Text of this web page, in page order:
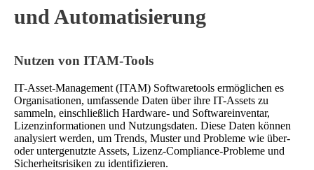
und Automatisierung
Nutzen von ITAM-Tools
IT-Asset-Management (ITAM) Softwaretools ermöglichen es
Organisationen, umfassende Daten über ihre IT-Assets zu
sammeln, einschließlich Hardware- und Softwareinventar,
Lizenzinformationen und Nutzungsdaten. Diese Daten können
analysiert werden, um Trends, Muster und Probleme wie über-
oder untergenutzte Assets, Lizenz-Compliance-Probleme und
Sicherheitsrisiken zu identifizieren.